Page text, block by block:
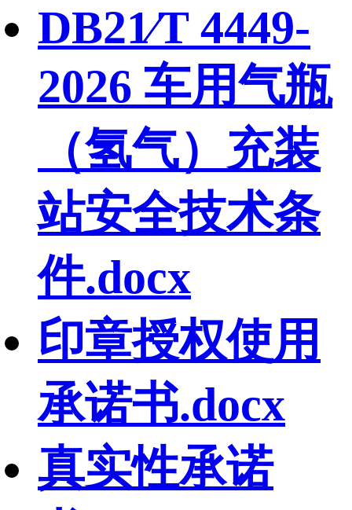
DB21∕T 4449-
2026 车用气瓶
（氢气）充装
站安全技术条
件.docx
印章授权使用
承诺书.docx
真实性承诺